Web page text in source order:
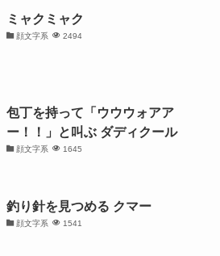
ミャクミャク
顔文字系 2494
包丁を持って「ウウウォアア
ー！！」と叫ぶ ダディクール
顔文字系 1645
釣り針を見つめる クマー
顔文字系 1541